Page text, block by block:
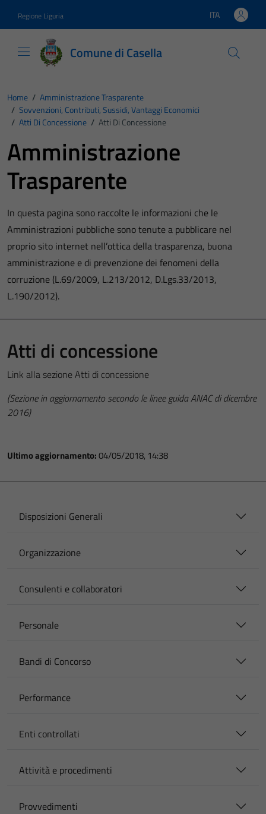
Regione Liguria Lingua attiva:
ITA
Comune di Casella
Home / Amministrazione Trasparente
/ Sovvenzioni, Contributi, Sussidi, Vantaggi Economici
/ Atti Di Concessione / Atti Di Concessione
Amministrazione
Trasparente
In questa pagina sono raccolte le informazioni che le
Amministrazioni pubbliche sono tenute a pubblicare nel
proprio sito internet nell’ottica della trasparenza, buona
amministrazione e di prevenzione dei fenomeni della
corruzione (L.69/2009, L.213/2012, D.Lgs.33/2013,
L.190/2012).
Atti di concessione
Link alla sezione Atti di concessione
(Sezione in aggiornamento secondo le linee guida ANAC di dicembre
2016)
Ultimo aggiornamento:04/05/2018, 14:38
Disposizioni Generali
Organizzazione
Consulenti e collaboratori
Personale
Bandi di Concorso
Performance
Enti controllati
Attività e procedimenti
Provvedimenti